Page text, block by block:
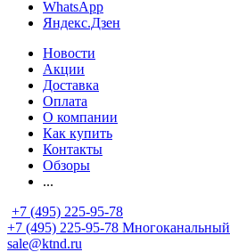
WhatsApp
Яндекс.Дзен
Новости
Акции
Доставка
Оплата
О компании
Как купить
Контакты
Обзоры
...
+7 (495) 225-95-78
+7 (495) 225-95-78 Многоканальный
sale@ktnd.ru